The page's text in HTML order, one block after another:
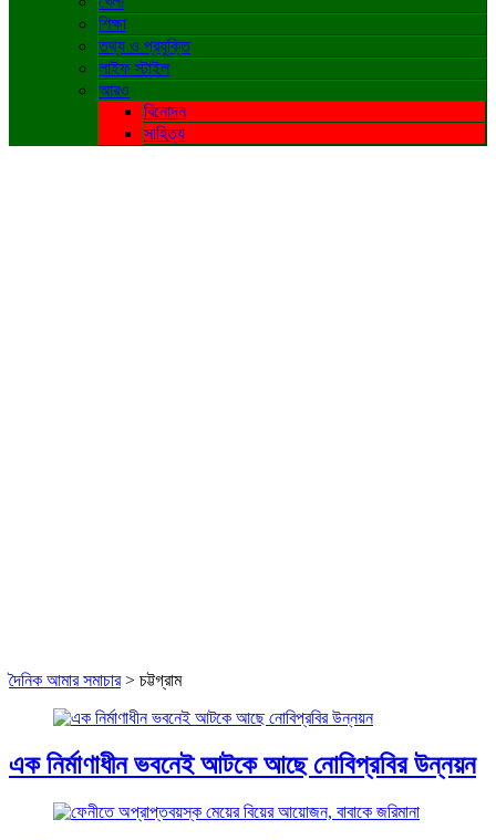
শিক্ষা
তথ্য ও প্রযুক্তি
লাইফ স্টাইল
আরও
বিনোদন
সাহিত্য
দৈনিক আমার সমাচার> চট্টগ্রাম
এক নির্মাণাধীন ভবনেই আটকে আছে নোবিপ্রবির উন্নয়ন